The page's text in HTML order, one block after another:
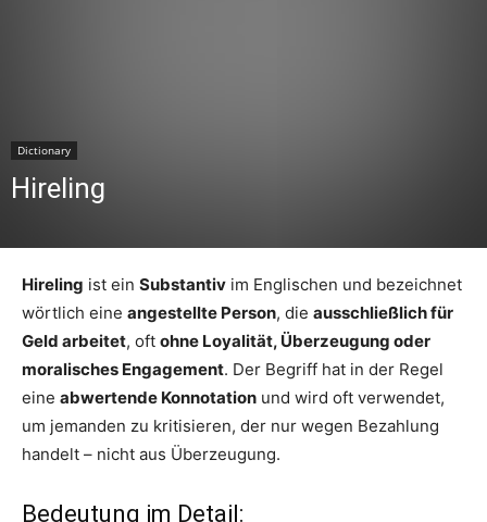
Dictionary
Hireling
Hireling ist ein Substantiv im Englischen und bezeichnet
wörtlich eine angestellte Person, die ausschließlich für
Geld arbeitet, oft ohne Loyalität, Überzeugung oder
moralisches Engagement. Der Begriff hat in der Regel
eine abwertende Konnotation und wird oft verwendet,
um jemanden zu kritisieren, der nur wegen Bezahlung
handelt – nicht aus Überzeugung.
Bedeutung im Detail: